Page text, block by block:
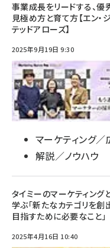
事業成長をリードする、
見極め方と育て方【エン・
テッドアローズ】
2025年9月19日 9:30
マーケティング／
解説／ノウハウ
タイミーのマーケティング
学ぶ「新たなカテゴリを
目指すために必要なこと」
2025年4月16日 10:40